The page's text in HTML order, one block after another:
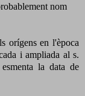
nom
orígens en l'època
i ampliada al s.
la data de